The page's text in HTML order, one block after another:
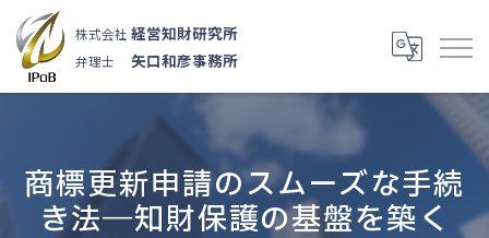
株式会社 経営知財研究所
弁理士 矢口和彦事務所
商標更新申請のスムーズな手続
き法―知財保護の基盤を築く